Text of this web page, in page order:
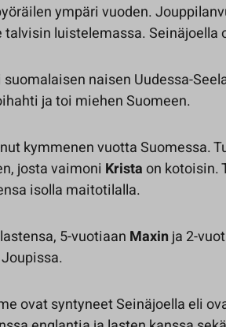
ympäri vuoden.
talvisin luistelemassa.
naisen Uudessa-
ja toi miehen Suomeen.
kymmenen vuotta Suomessa.
josta vaimoni Kristaon kotoisin.
isolla maitotilalla.
5-vuotiaan Maxinja 2-
ovat syntyneet Seinäjoella eli